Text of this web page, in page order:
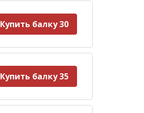
Купить балку 30
Купить балку 35